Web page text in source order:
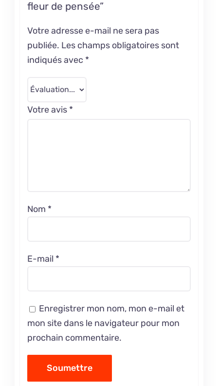
fleur de pensée”
Votre adresse e-mail ne sera pas
publiée. Les champs obligatoires sont
indiqués avec *
Votre avis *
Nom *
E-mail *
Enregistrer mon nom, mon e-mail et
mon site dans le navigateur pour mon
prochain commentaire.